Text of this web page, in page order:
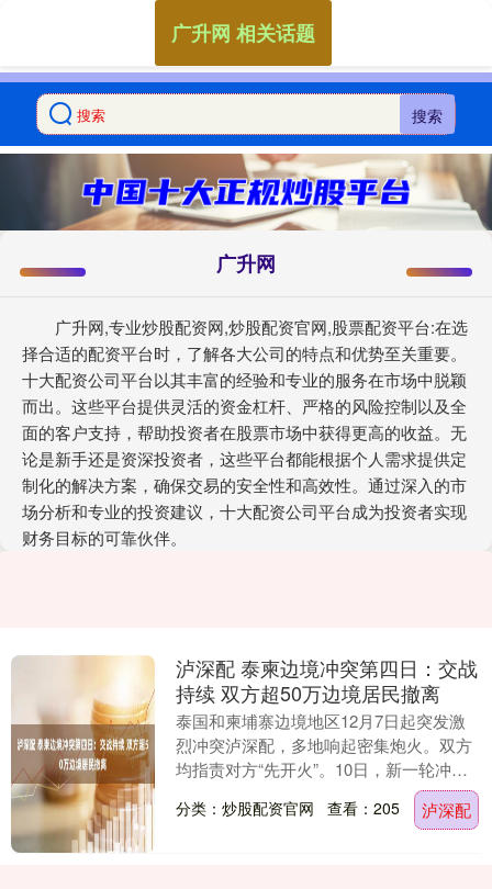
搜索
广升网
广升网,专业炒股配资网,炒股配资官网,股票配资平台:在选
择合适的配资平台时，了解各大公司的特点和优势至关重要。
十大配资公司平台以其丰富的经验和专业的服务在市场中脱颖
而出。这些平台提供灵活的资金杠杆、严格的风险控制以及全
面的客户支持，帮助投资者在股票市场中获得更高的收益。无
论是新手还是资深投资者，这些平台都能根据个人需求提供定
制化的解决方案，确保交易的安全性和高效性。通过深入的市
场分析和专业的投资建议，十大配资公司平台成为投资者实现
财务目标的可靠伙伴。
广升网 相关话题
泸深配 泰柬边境冲突第四日：交战
持续 双方超50万边境居民撤离
泰国和柬埔寨边境地区12月7日起突发激
烈冲突泸深配，多地响起密集炮火。双方
均指责对方“先开火”。10日，新一轮冲突
进入第四日。根据双方国防部提供的数
字，本次泰柬....
分类：炒股配资官网 查看：205 泸深配